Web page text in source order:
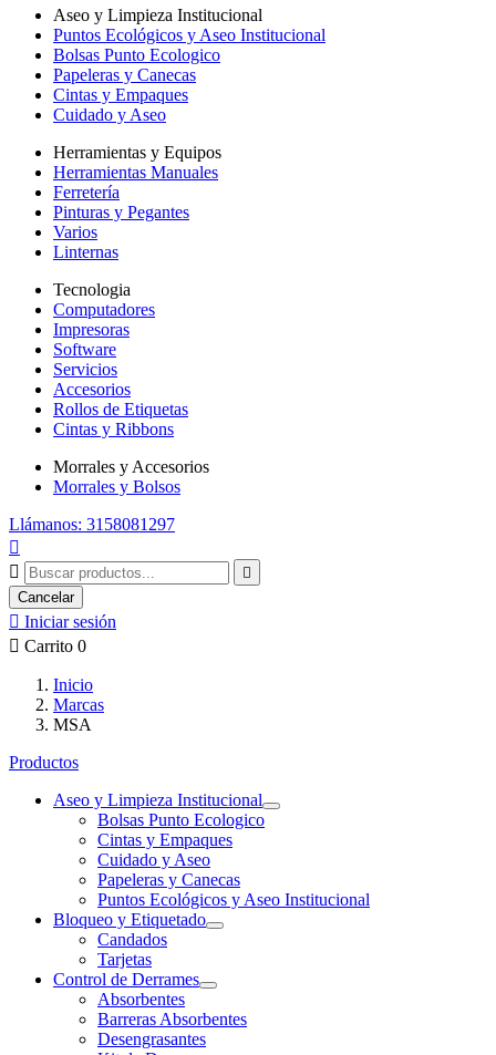
Aseo y Limpieza Institucional
Puntos Ecológicos y Aseo Institucional
Bolsas Punto Ecologico
Papeleras y Canecas
Cintas y Empaques
Cuidado y Aseo
Herramientas y Equipos
Herramientas Manuales
Ferretería
Pinturas y Pegantes
Varios
Linternas
Tecnologia
Computadores
Impresoras
Software
Servicios
Accesorios
Rollos de Etiquetas
Cintas y Ribbons
Morrales y Accesorios
Morrales y Bolsos
Llámanos: 3158081297



Cancelar
 Iniciar sesión
 Carrito 0
Inicio
Marcas
MSA
Productos
Aseo y Limpieza Institucional
Bolsas Punto Ecologico
Cintas y Empaques
Cuidado y Aseo
Papeleras y Canecas
Puntos Ecológicos y Aseo Institucional
Bloqueo y Etiquetado
Candados
Tarjetas
Control de Derrames
Absorbentes
Barreras Absorbentes
Desengrasantes